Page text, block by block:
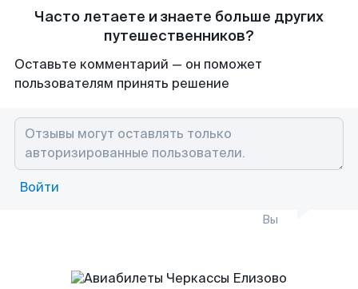
Часто летаете и знаете больше других
путешественников?
Оставьте комментарий — он поможет
пользователям принять решение
Войти
Вы